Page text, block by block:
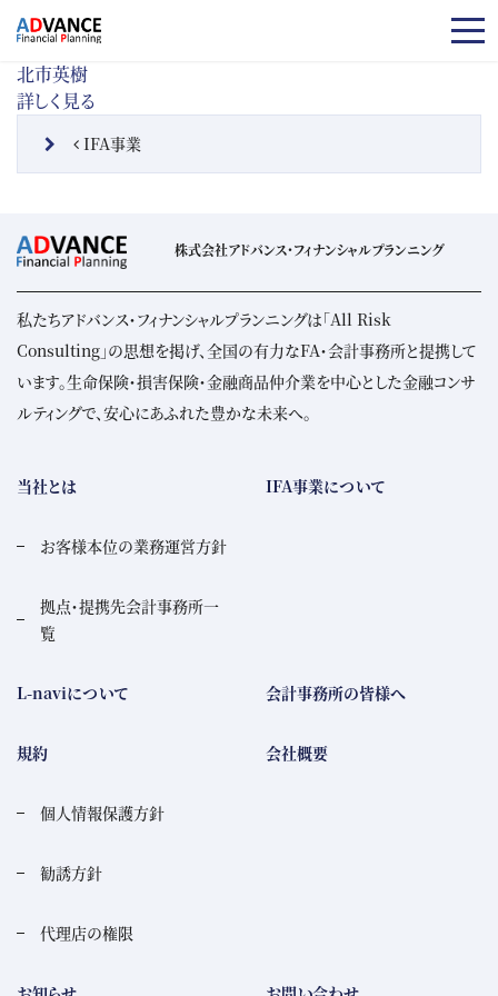
コンテンツへスキップ
北市英樹
詳しく見る
投稿ナビゲーション
IFA事業
株式会社アドバンス・フィナンシャルプランニング
私たちアドバンス・フィナンシャルプランニングは「All Risk
Consulting」の思想を掲げ、全国の有力なFA・会計事務所と提携して
います。生命保険・損害保険・金融商品仲介業を中心とした金融コンサ
ルティングで、安心にあふれた豊かな未来へ。
当社とは
お客様本位の業務運営方針
拠点・提携先会計事務所一
覧
IFA事業について
L-naviについて 会計事務所の皆様へ
規約
個人情報保護方針
勧誘方針
代理店の権限
会社概要